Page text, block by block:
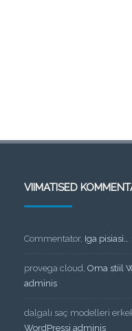
VIIMATISED
Commentator, Iga pisiasi…
provega cloud Oma stiil
adminis
dalgalı saç modelleri
WordPressi adminis